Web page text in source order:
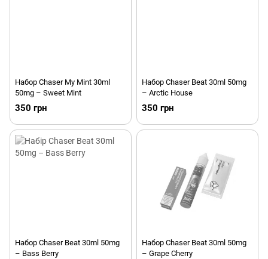
Набор Chaser My Mint 30ml
50mg – Sweet Mint
350 грн
Набор Chaser Beat 30ml 50mg
– Arctic House
350 грн
Набор Chaser Beat 30ml 50mg
– Bass Berry
Набор Chaser Beat 30ml 50mg
– Grape Cherry